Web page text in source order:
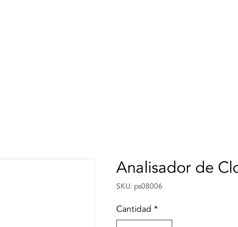
Analisador de
SKU: ps08006
Cantidad *